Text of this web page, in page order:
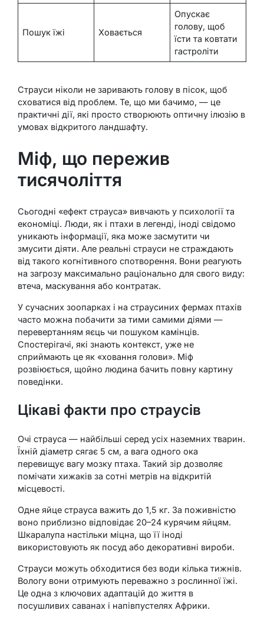
Пошук їжі Ховається
Опускає
голову, щоб
їсти та ковтати
гастроліти
Страуси ніколи не заривають голову в пісок, щоб
сховатися від проблем. Те, що ми бачимо, — це
практичні дії, які просто створюють оптичну ілюзію в
умовах відкритого ландшафту.
Міф, що пережив
тисячоліття
Сьогодні «ефект страуса» вивчають у психології та
економіці. Люди, як і птахи в легенді, іноді свідомо
уникають інформації, яка може засмутити чи
змусити діяти. Але реальні страуси не страждають
від такого когнітивного спотворення. Вони реагують
на загрозу максимально раціонально для свого виду:
втеча, маскування або контратак.
У сучасних зоопарках і на страусиних фермах птахів
часто можна побачити за тими самими діями —
перевертанням яєць чи пошуком камінців.
Спостерігачі, які знають контекст, уже не
сприймають це як «ховання голови». Міф
розвіюється, щойно людина бачить повну картину
поведінки.
Цікаві факти про страусів
Очі страуса — найбільші серед усіх наземних тварин.
Їхній діаметр сягає 5 см, а вага одного ока
перевищує вагу мозку птаха. Такий зір дозволяє
помічати хижаків за сотні метрів на відкритій
місцевості.
Одне яйце страуса важить до 1,5 кг. За поживністю
воно приблизно відповідає 20–24 курячим яйцям.
Шкаралупа настільки міцна, що її іноді
використовують як посуд або декоративні вироби.
Страуси можуть обходитися без води кілька тижнів.
Вологу вони отримують переважно з рослинної їжі.
Це одна з ключових адаптацій до життя в
посушливих саванах і напівпустелях Африки.